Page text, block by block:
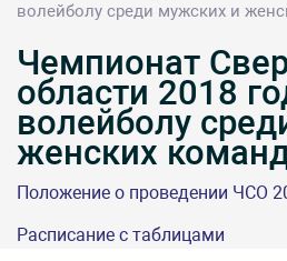
волейболу среди мужских и
Чемпионат
области 2018
волейболу
женских
Положение о проведении ЧСО
Расписание с таблицами